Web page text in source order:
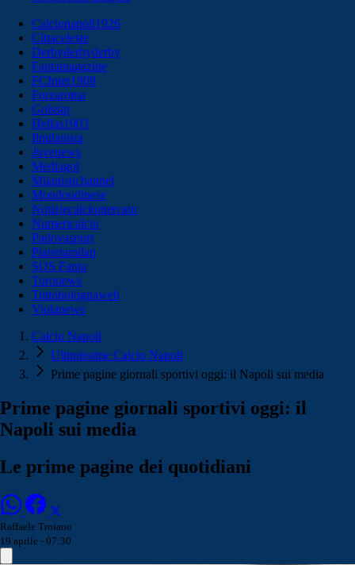
Calcionapoli1926
Cittaceleste
Derbyderbyderby
Fantamagazine
FCInter1908
Forzaroma
Golssip
Hellas1903
Ilmilanista
Juvenews
Mediagol
Milanistichannel
Mondoudinese
Notiziecalciomercato
Numericalcio
Padovasport
Pianetamilan
SOS Fanta
Toronews
Tuttobolognaweb
Violanews
Calcio Napoli
Ultimissime Calcio Napoli
Prime pagine giornali sportivi oggi: il Napoli sui media
Prime pagine giornali sportivi oggi: il
Napoli sui media
Le prime pagine dei quotidiani
Raffaele Troiano
19 aprile - 07:30